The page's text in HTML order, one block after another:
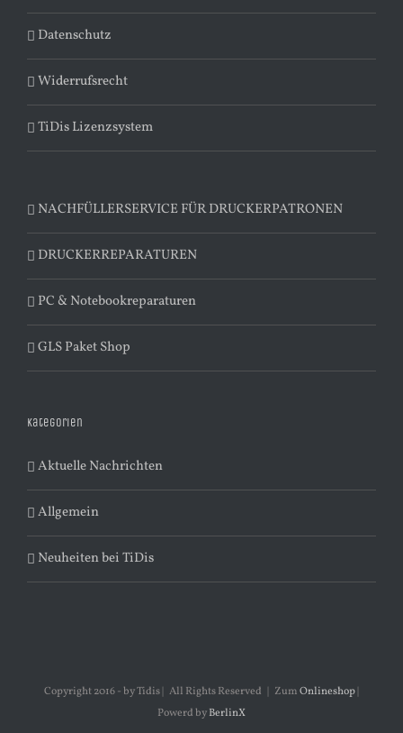
Datenschutz
Widerrufsrecht
TiDis Lizenzsystem
NACHFÜLLERSERVICE FÜR DRUCKERPATRONEN
DRUCKERREPARATUREN
PC & Notebookreparaturen
GLS Paket Shop
Kategorien
Aktuelle Nachrichten
Allgemein
Neuheiten bei TiDis
Copyright 2016 - by Tidis | All Rights Reserved | ZumOnlineshop
Powerd byBerlinX